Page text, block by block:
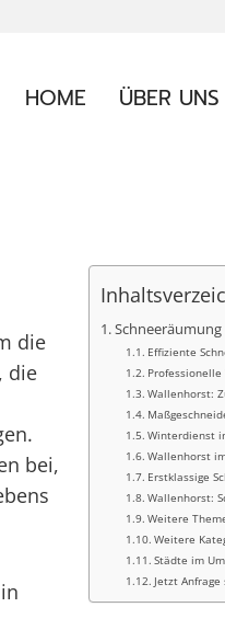
HOME ÜBER UNS
Effiziente
Wallenhorst:
Winterdienst
Wallenhorst
Erstklassige
Wallenhorst:
Weitere
Weitere
Städte im
Jetzt
die
die
bei,